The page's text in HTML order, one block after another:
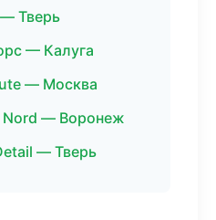
Тверь
— Калуга
— Москва
Nord — Воронеж
— Тверь